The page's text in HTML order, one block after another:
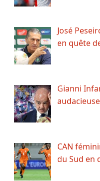
José
en quête
Gianni
CAN
du Sud en